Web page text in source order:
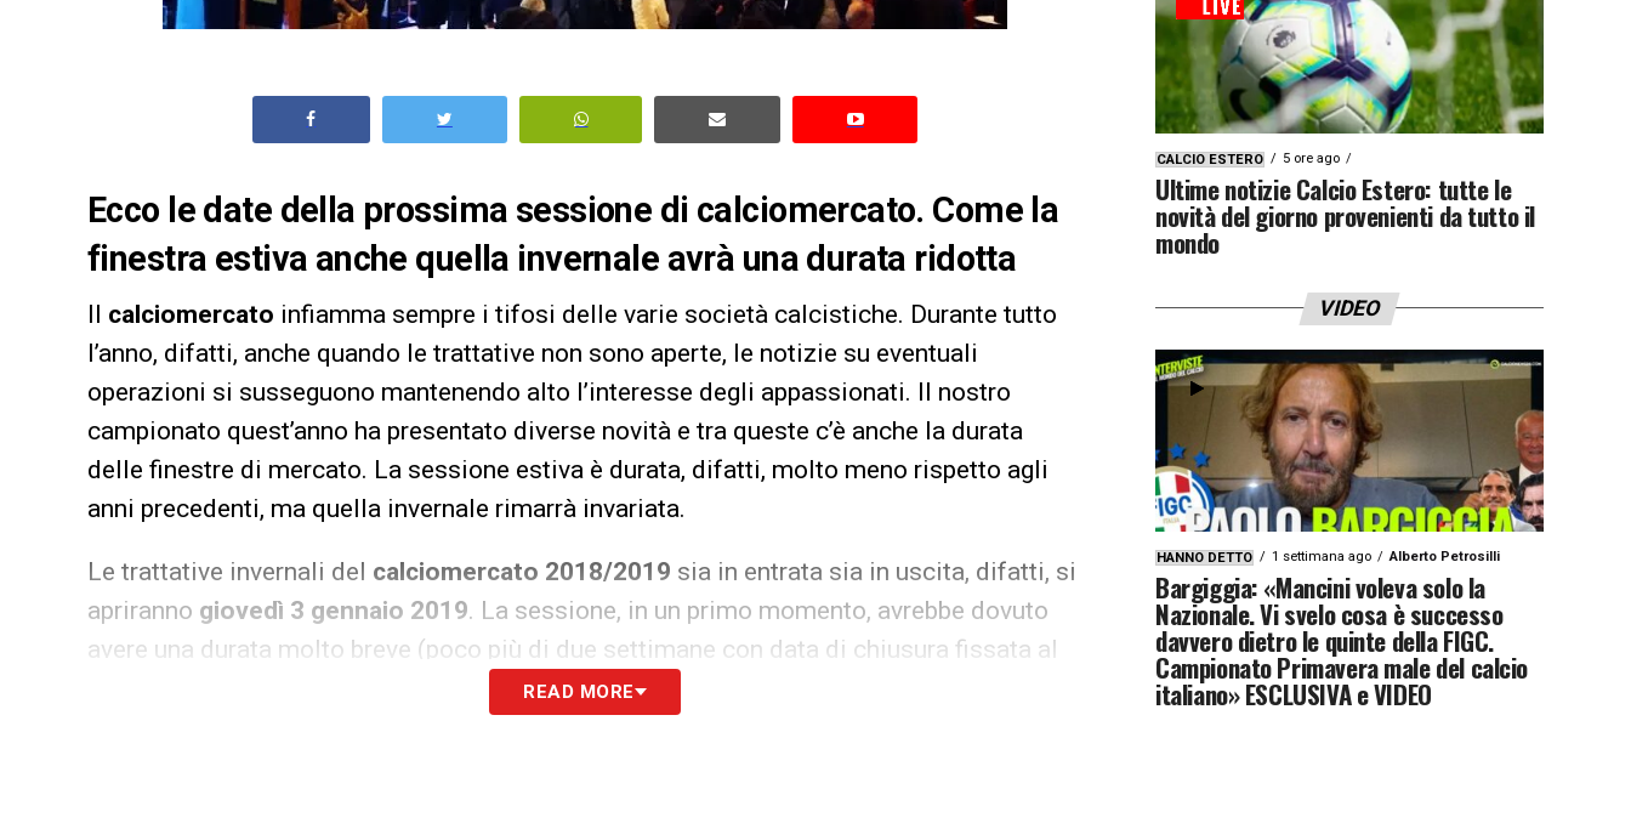
Ecco le date della prossima sessione di calciomercato. Come la
finestra estiva anche quella invernale avrà una durata ridotta
Il calciomercato infiamma sempre i tifosi delle varie società calcistiche. Durante tutto
l’anno, difatti, anche quando le trattative non sono aperte, le notizie su eventuali
operazioni si susseguono mantenendo alto l’interesse degli appassionati. Il nostro
campionato quest’anno ha presentato diverse novità e tra queste c’è anche la durata
delle finestre di mercato. La sessione estiva è durata, difatti, molto meno rispetto agli
anni precedenti, ma quella invernale rimarrà invariata.
Le trattative invernali del calciomercato 2018/2019 sia in entrata sia in uscita, difatti, si
apriranno giovedì 3 gennaio 2019. La sessione, in un primo momento, avrebbe dovuto
avere una durata molto breve (poco più di due settimane con data di chiusura fissata al
), ma dopo la richiesta delle società è stata prolungata. I
READ MORE
CALCIO ESTERO 5 ore ago
Ultime notizie Calcio Estero: tutte le
novità del giorno provenienti da tutto il
mondo
VIDEO
HANNO DETTO 1 settimana ago Alberto Petrosilli
Bargiggia: «Mancini voleva solo la
Nazionale. Vi svelo cosa è successo
davvero dietro le quinte della FIGC.
Campionato Primavera male del calcio
italiano» ESCLUSIVA e VIDEO